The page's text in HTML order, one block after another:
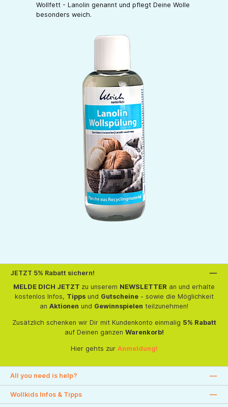
Wollfett - Lanolin genannt und pflegt Deine Wolle
besonders weich.
JETZT 5% Rabatt sichern!
MELDE DICH JETZT zu unserem NEWSLETTER an und erhalte
kostenlos Infos, Tippsund Gutscheine- sowie die Möglichkeit
an Aktionen und Gewinnspielen teilzunehmen!
Zusätzlich schenken wir Dir mit Kundenkonto einmalig 5% Rabatt
auf Deinen ganzen Warenkorb!
Hier gehts zur Anmeldung!
All you need is help?
Wollkids Infos & Tipps